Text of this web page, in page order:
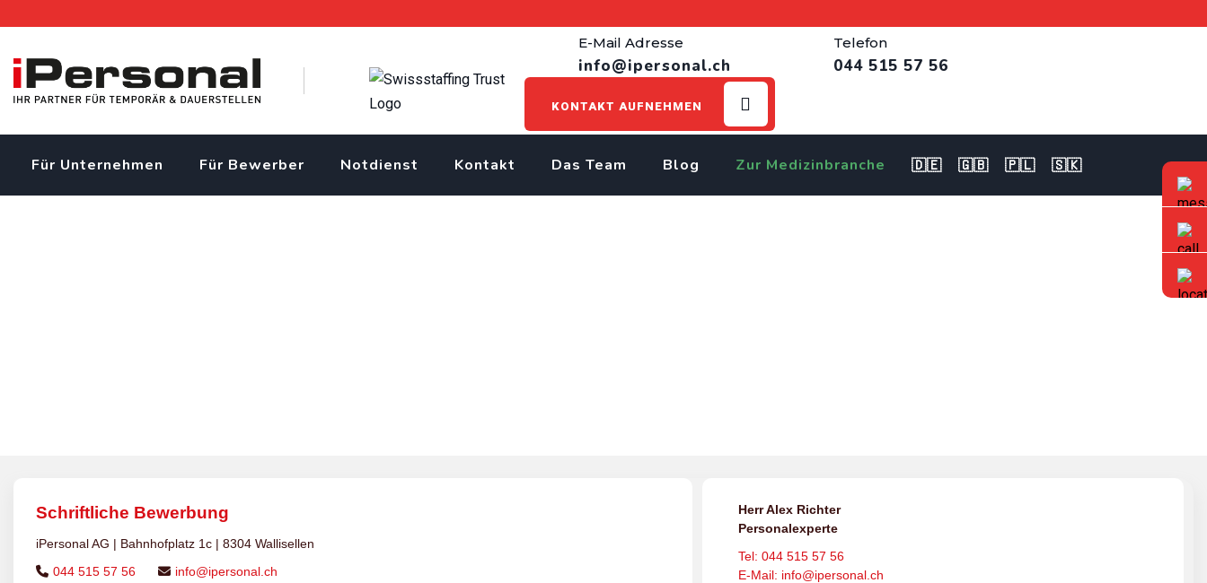
content
E-Mail Adresse
info@ipersonal.ch
Telefon
044 515 57 56
KONTAKT AUFNEHMEN
Für Unternehmen Für Bewerber Notdienst Kontakt Das Team Blog Zur Medizinbranche 🇩🇪 🇬🇧 🇵🇱 🇸🇰
Schriftliche Bewerbung
iPersonal AG | Bahnhofplatz 1c | 8304 Wallisellen
044 515 57 56
info@ipersonal.ch
Herr Alex Richter
Personalexperte
Tel: 044 515 57 56
E-Mail: info@ipersonal.ch